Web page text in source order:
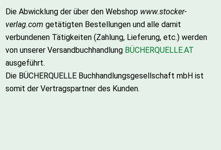
Die Abwicklung der über den Webshop www.stocker-
verlag.com getätigten Bestellungen und alle damit
verbundenen Tätigkeiten (Zahlung, Lieferung, etc.) werden
von unserer Versandbuchhandlung BÜCHERQUELLE.AT
ausgeführt.
Die BÜCHERQUELLE Buchhandlungsgesellschaft mbH ist
somit der Vertragspartner des Kunden.